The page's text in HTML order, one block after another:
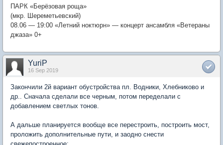
ПАРК «Берёзовая роща»
(мкр. Шереметьевский)
08.06 — 19:00 «Летний ноктюрн» — концерт ансамбля «Ветераны
джаза» 0+
YuriP
16 Sep 2019
Закончили 2й вариант обустройства пл. Водники, Хлебниково и
др.. Сначала сделали все черным, потом переделали с
добавлением светлых тонов.
А дальше планируется вообще все перестроить, построить мост,
проложить дополнительные пути, и заодно снести